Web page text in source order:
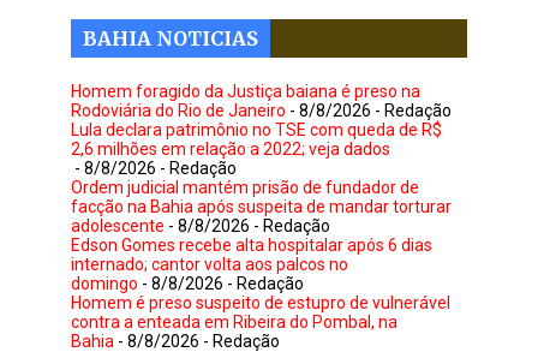
BAHIA NOTICIAS
Homem foragido da Justiça baiana é preso na
Rodoviária do Rio de Janeiro - 8/8/2026 - Redação
Lula declara patrimônio no TSE com queda de R$
2,6 milhões em relação a 2022; veja dados
- 8/8/2026 - Redação
Ordem judicial mantém prisão de fundador de
facção na Bahia após suspeita de mandar torturar
adolescente - 8/8/2026 - Redação
Edson Gomes recebe alta hospitalar após 6 dias
internado; cantor volta aos palcos no
domingo - 8/8/2026 - Redação
Homem é preso suspeito de estupro de vulnerável
contra a enteada em Ribeira do Pombal, na
Bahia - 8/8/2026 - Redação